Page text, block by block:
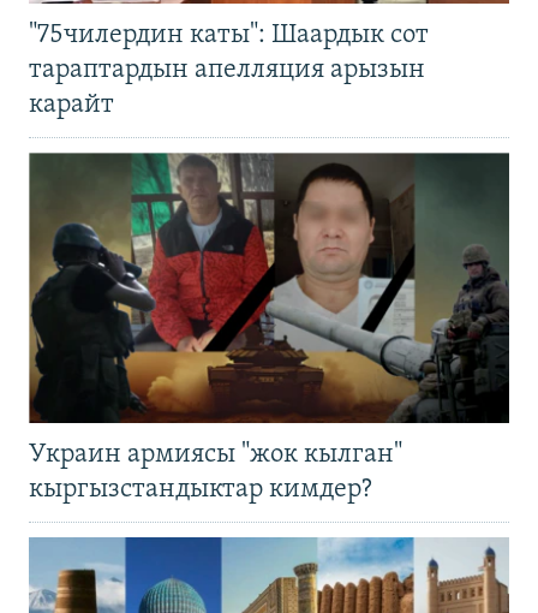
"75чилердин каты": Шаардык сот
тараптардын апелляция арызын
карайт
Украин армиясы "жок кылган"
кыргызстандыктар кимдер?